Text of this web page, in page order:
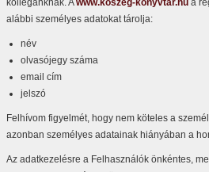
kollégánknak. Awww.koszeg-konyvtar.hu a
alábbi személyes adatokat tárolja:
név
olvasójegy száma
email cím
jelszó
Felhívom figyelmét, hogy nem köteles a
azonban személyes adatainak hiányában a
Az adatkezelésre a Felhasználók önkéntes,